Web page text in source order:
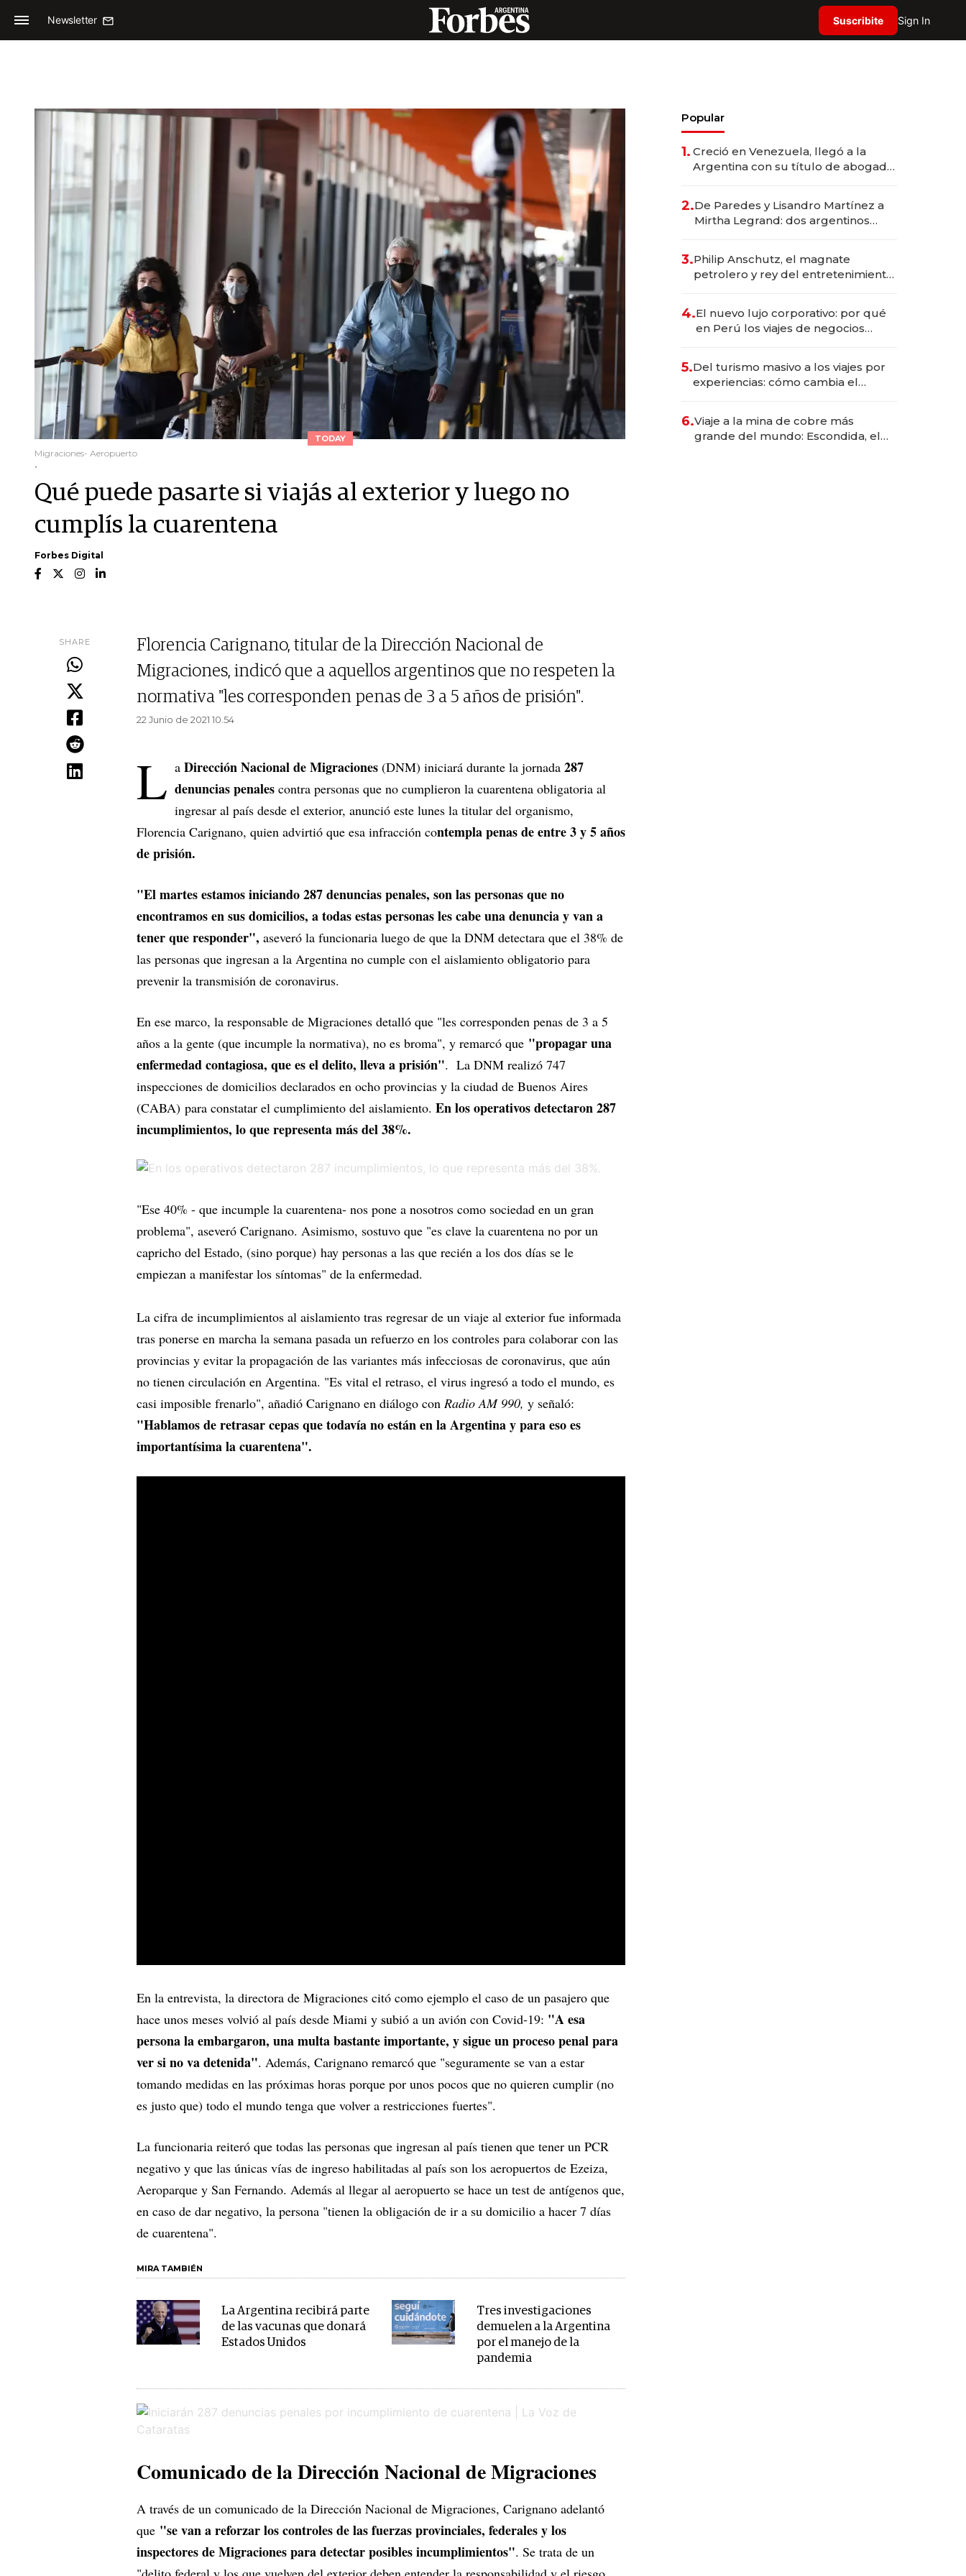
Newsletter Suscribite Sign In
TODAY
Migraciones- Aeropuerto
.
Qué puede pasarte si viajás al exterior y luego no
cumplís la cuarentena
Forbes Digital
SHARE
Florencia Carignano, titular de la Dirección Nacional de
Migraciones, indicó que a aquellos argentinos que no respeten la
normativa "les corresponden penas de 3 a 5 años de prisión".
22 Junio de 2021 10.54
L a Dirección Nacional de Migraciones (DNM) iniciará durante la jornada 287
denuncias penales contra personas que no cumplieron la cuarentena obligatoria al
ingresar al país desde el exterior, anunció este lunes la titular del organismo,
Florencia Carignano, quien advirtió que esa infracción contempla penas de entre 3 y 5 años
de prisión.
"El martes estamos iniciando 287 denuncias penales, son las personas que no
encontramos en sus domicilios, a todas estas personas les cabe una denuncia y van a
tener que responder", aseveró la funcionaria luego de que la DNM detectara que el 38% de
las personas que ingresan a la Argentina no cumple con el aislamiento obligatorio para
prevenir la transmisión de coronavirus.
En ese marco, la responsable de Migraciones detalló que "les corresponden penas de 3 a 5
años a la gente (que incumple la normativa), no es broma", y remarcó que "propagar una
enfermedad contagiosa, que es el delito, lleva a prisión". La DNM realizó 747
inspecciones de domicilios declarados en ocho provincias y la ciudad de Buenos Aires
(CABA) para constatar el cumplimiento del aislamiento. En los operativos detectaron 287
incumplimientos, lo que representa más del 38%.
"Ese 40% - que incumple la cuarentena- nos pone a nosotros como sociedad en un gran
problema", aseveró Carignano. Asimismo, sostuvo que "es clave la cuarentena no por un
capricho del Estado, (sino porque) hay personas a las que recién a los dos días se le
empiezan a manifestar los síntomas" de la enfermedad.
La cifra de incumplimientos al aislamiento tras regresar de un viaje al exterior fue informada
tras ponerse en marcha la semana pasada un refuerzo en los controles para colaborar con las
provincias y evitar la propagación de las variantes más infecciosas de coronavirus, que aún
no tienen circulación en Argentina. "Es vital el retraso, el virus ingresó a todo el mundo, es
casi imposible frenarlo", añadió Carignano en diálogo con Radio AM 990, y señaló:
"Hablamos de retrasar cepas que todavía no están en la Argentina y para eso es
importantísima la cuarentena".
En la entrevista, la directora de Migraciones citó como ejemplo el caso de un pasajero que
hace unos meses volvió al país desde Miami y subió a un avión con Covid-19: "A esa
persona la embargaron, una multa bastante importante, y sigue un proceso penal para
ver si no va detenida". Además, Carignano remarcó que "seguramente se van a estar
tomando medidas en las próximas horas porque por unos pocos que no quieren cumplir (no
es justo que) todo el mundo tenga que volver a restricciones fuertes".
La funcionaria reiteró que todas las personas que ingresan al país tienen que tener un PCR
negativo y que las únicas vías de ingreso habilitadas al país son los aeropuertos de Ezeiza,
Aeroparque y San Fernando. Además al llegar al aeropuerto se hace un test de antígenos que,
en caso de dar negativo, la persona "tienen la obligación de ir a su domicilio a hacer 7 días
de cuarentena".
MIRA TAMBIÉN
La Argentina recibirá parte
de las vacunas que donará
Estados Unidos
Tres investigaciones
demuelen a la Argentina
por el manejo de la
pandemia
Comunicado de la Dirección Nacional de Migraciones
A través de un comunicado de la Dirección Nacional de Migraciones, Carignano adelantó
que "se van a reforzar los controles de las fuerzas provinciales, federales y los
inspectores de Migraciones para detectar posibles incumplimientos". Se trata de un
Popular
1. Creció en Venezuela, llegó a la
Argentina con su título de abogado
marcas "fast premium"
2.De Paredes y Lisandro Martínez a
Mirtha Legrand: dos argentinos
3.Philip Anschutz, el magnate
petrolero y rey del entretenimiento
4.El nuevo lujo corporativo: por qué
en Perú los viajes de negocios
transformadoras
5.Del turismo masivo a los viajes por
experiencias: cómo cambia el
6.Viaje a la mina de cobre más
grande del mundo: Escondida, el